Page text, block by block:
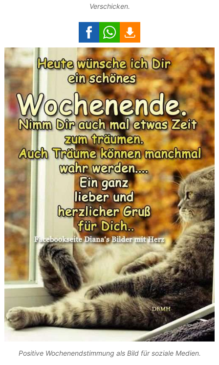
Verschicken.
Positive Wochenendstimmung als Bild für soziale Medien.